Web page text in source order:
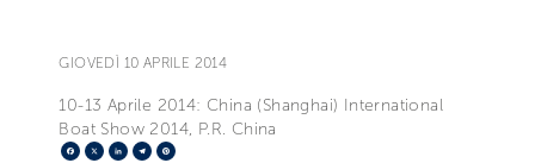
GIOVEDÌ 10 APRILE 2014
10-13 Aprile 2014: China (Shanghai) International
Boat Show 2014, P.R. China
Facebook
X LinkedIn
Telegram